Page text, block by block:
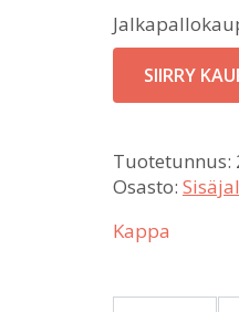
39,90 €.
hinta
on:
23,90 €.
SIIRRY
Tuotetunnus:
Osasto:
Kappa